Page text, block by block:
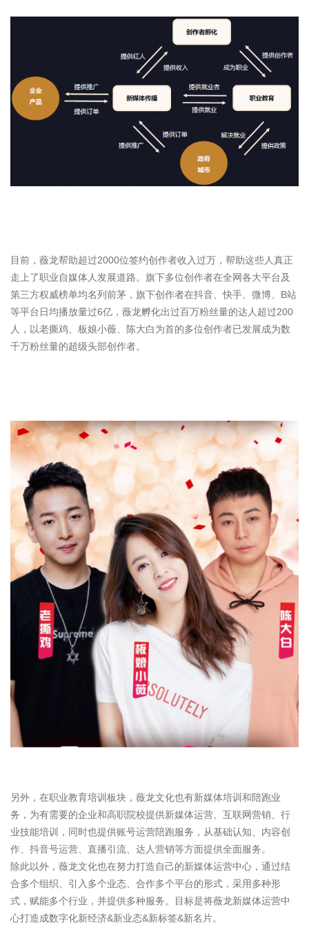
目前，薇龙帮助超过2000位签约创作者收入过万，帮助这些人真正
走上了职业自媒体人发展道路。旗下多位创作者在全网各大平台及
第三方权威榜单均名列前茅，旗下创作者在抖音、快手、微博、B站
等平台日均播放量过6亿，薇龙孵化出过百万粉丝量的达人超过200
人，以老撕鸡、板娘小薇、陈大白为首的多位创作者已发展成为数
千万粉丝量的超级头部创作者。
另外，在职业教育培训板块，薇龙文化也有新媒体培训和陪跑业
务，为有需要的企业和高职院校提供新媒体运营、互联网营销、行
业技能培训，同时也提供账号运营陪跑服务，从基础认知、内容创
作、抖音号运营、直播引流、达人营销等方面提供全面服务。
除此以外，薇龙文化也在努力打造自己的新媒体运营中心，通过结
合多个组织、引入多个业态、合作多个平台的形式，采用多种形
式，赋能多个行业，并提供多种服务。目标是将薇龙新媒体运营中
心打造成数字化新经济&新业态&新标签&新名片。